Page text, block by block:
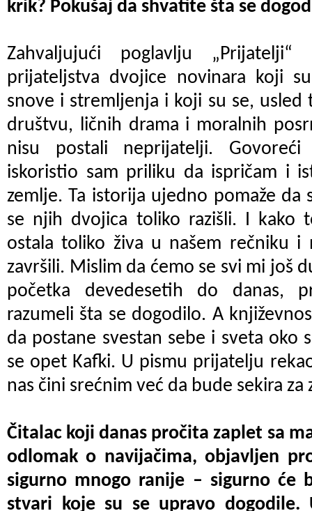
krik? Pokušaj da shvatite šta se
Zahvaljujući poglavlju
prijateljstva dvojice novinara koji
snove i stremljenja i koji su se,
društvu, ličnih drama i moralnih
nisu postali neprijatelji.
iskoristio sam priliku da ispričam i
zemlje. Ta istorija ujedno pomaže da
se njih dvojica toliko razišli. I kako
ostala toliko živa u našem rečniku i
završili. Mislim da ćemo se svi mi još
početka devedesetih do danas,
razumeli šta se dogodilo. A
da postane svestan sebe i sveta oko
se opet Kafki. U pismu prijatelju
nas čini srećnim već da bude sekira
Čitalac koji danas pročita zaplet sa
odlomak o navijačima, objavljen
sigurno mnogo ranije – sigurno će
stvari koje su se upravo dogodile.